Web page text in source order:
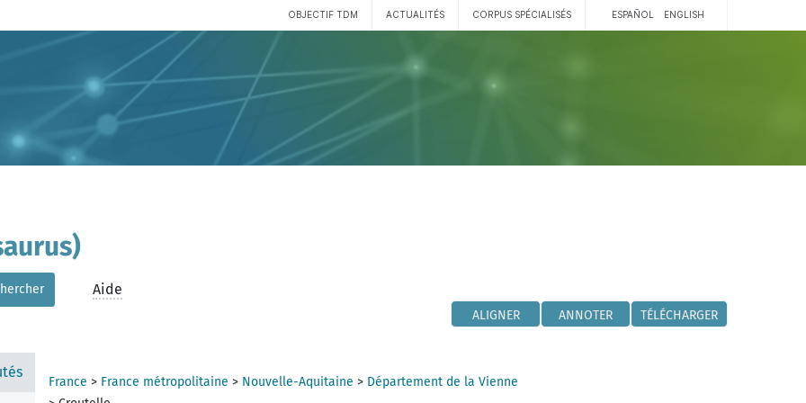
OBJECTIF TDM ACTUALITÉS CORPUS SPÉCIALISÉS ESPAÑOL ENGLISH
Aide
ALIGNER ANNOTER TÉLÉCHARGER
France > France métropolitaine > Nouvelle-Aquitaine > Département de la Vienne